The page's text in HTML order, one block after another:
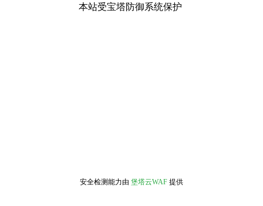
本站受宝塔防御系统保护
安全检测能力由 堡塔云WAF 提供